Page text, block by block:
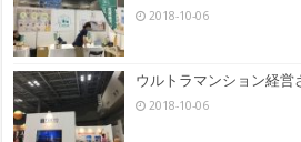
2018-10-06
ウルトラマンション経営
2018-10-06